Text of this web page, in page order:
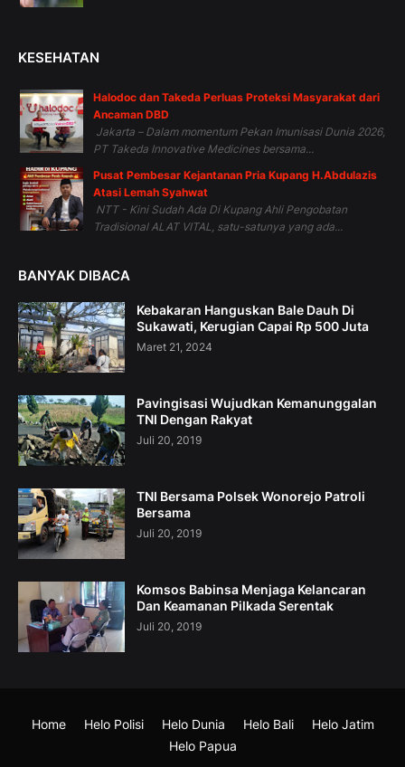
KESEHATAN
Halodoc dan Takeda Perluas Proteksi Masyarakat dari
Ancaman DBD
Jakarta – Dalam momentum Pekan Imunisasi Dunia 2026,
PT Takeda Innovative Medicines bersama...
Pusat Pembesar Kejantanan Pria Kupang H.Abdulazis
Atasi Lemah Syahwat
NTT - Kini Sudah Ada Di Kupang Ahli Pengobatan
Tradisional ALAT VITAL, satu-satunya yang ada...
BANYAK DIBACA
Kebakaran Hanguskan Bale Dauh Di
Sukawati, Kerugian Capai Rp 500 Juta
Maret 21, 2024
Pavingisasi Wujudkan Kemanunggalan
TNI Dengan Rakyat
Juli 20, 2019
TNI Bersama Polsek Wonorejo Patroli
Bersama
Juli 20, 2019
Komsos Babinsa Menjaga Kelancaran
Dan Keamanan Pilkada Serentak
Juli 20, 2019
Home Helo Polisi Helo Dunia Helo Bali
Helo Jatim
Helo Papua